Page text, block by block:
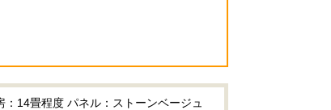
14畳程度 パネル：ストーンベージュ